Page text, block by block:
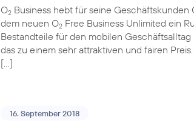
O2 Business hebt für seine Geschäftskunden
dem neuen O2 Free Business Unlimited ein
Bestandteile für den mobilen
das zu einem sehr attraktiven und fairen
[…]
16. September 2018